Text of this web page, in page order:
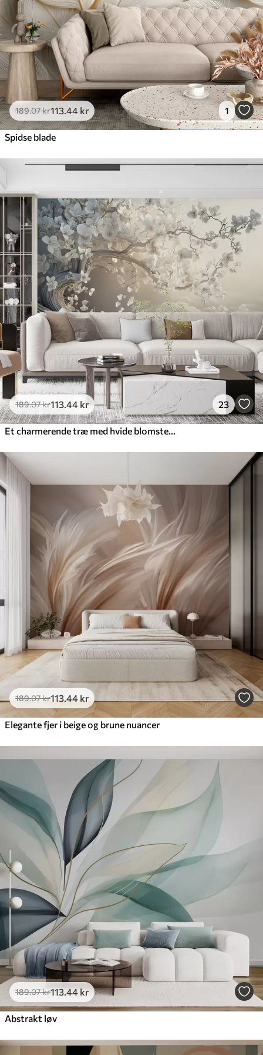
Premium vinyl
516.67 310.00kr/m²
Peel and Stick
666.67 400 .00 kr
189.07kr113 .44 kr 1
Spidse blade
189.07kr113 .44 kr 23
189.07kr113 .44 kr
Elegante fjer i beige og brune nuancer
189.07kr113 .44 kr
Abstrakt løv